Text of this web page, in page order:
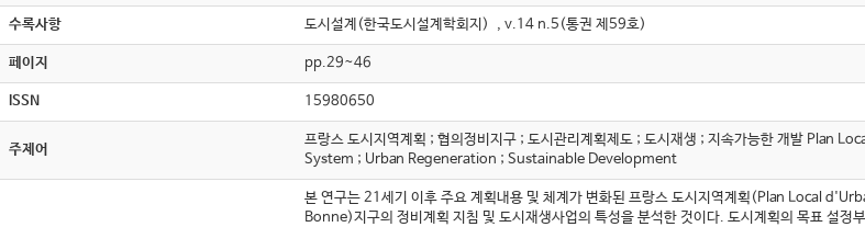
수록사항 도시설계(한국도시설계학회지) , v.14 n.5(통권 제59호)
페이지 pp.29~46
ISSN 15980650
주제어
프랑스 도시지역계획 ; 협의정비지구 ; 도시관리계획제도 ; 도시재생 ; 지속가능한 개발
System ; Urban Regeneration ; Sustainable Development
본 연구는 21세기 이후 주요 계획내용 및 체계가 변화된 프랑스 도시지역계획(Plan Local
Bonne)지구의 정비계획 지침 및 도시재생사업의 특성을 분석한 것이다. 도시계획의 목표 설